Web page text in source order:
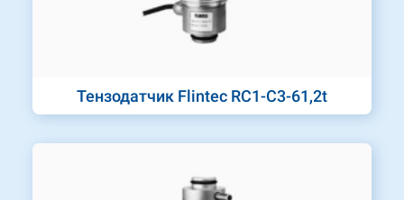
Тензодатчик Flintec RC1-C3-61,2t